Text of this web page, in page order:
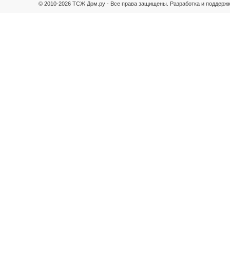
© 2010-2026 ТСЖ Дом.ру - Все права защищены. Разработка и